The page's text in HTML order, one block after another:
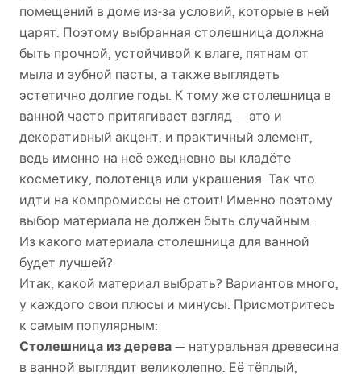
помещений в доме из‑за условий, которые в ней
царят. Поэтому выбранная столешница должна
быть прочной, устойчивой к влаге, пятнам от
мыла и зубной пасты, а также выглядеть
эстетично долгие годы. К тому же столешница в
ванной часто притягивает взгляд — это и
декоративный акцент, и практичный элемент,
ведь именно на неё ежедневно вы кладёте
косметику, полотенца или украшения. Так что
идти на компромиссы не стоит! Именно поэтому
выбор материала не должен быть случайным.
Из какого материала столешница для ванной
будет лучшей?
Итак, какой материал выбрать? Вариантов много,
у каждого свои плюсы и минусы. Присмотритесь
к самым популярным:
Столешница из дерева — натуральная древесина
в ванной выглядит великолепно. Её тёплый,